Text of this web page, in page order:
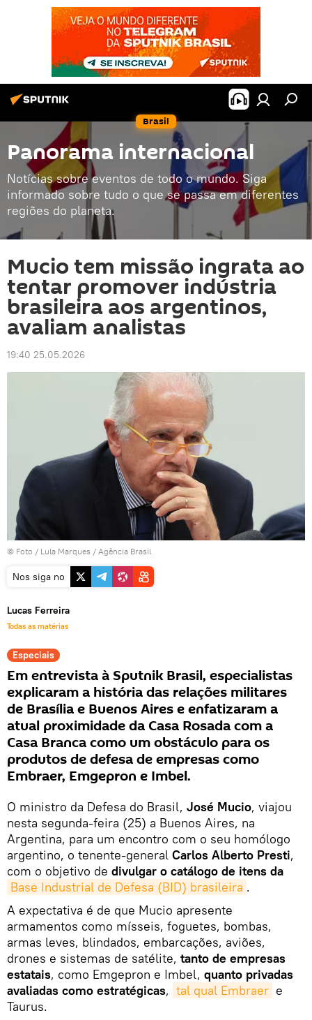
Brasil
Panorama internacional
Notícias sobre eventos de todo o mundo. Siga
informado sobre tudo o que se passa em diferentes
regiões do planeta.
Mucio tem missão ingrata ao
tentar promover indústria
brasileira aos argentinos,
avaliam analistas
19:40 25.05.2026
© Foto / Lula Marques / Agência Brasil
Nos siga no
Lucas Ferreira
Todas as matérias
Especiais
Em entrevista à Sputnik Brasil, especialistas
explicaram a história das relações militares
de Brasília e Buenos Aires e enfatizaram a
atual proximidade da Casa Rosada com a
Casa Branca como um obstáculo para os
produtos de defesa de empresas como
Embraer, Emgepron e Imbel.
O ministro da Defesa do Brasil, José Mucio, viajou
nesta segunda-feira (25) a Buenos Aires, na
Argentina, para um encontro com o seu homólogo
argentino, o tenente-general Carlos Alberto Presti,
com o objetivo de divulgar o catálogo de itens da
Base Industrial de Defesa (BID) brasileira .
A expectativa é de que Mucio apresente
armamentos como mísseis, foguetes, bombas,
armas leves, blindados, embarcações, aviões,
drones e sistemas de satélite, tanto de empresas
estatais, como Emgepron e Imbel, quanto privadas
avaliadas como estratégicas, tal qual Embraer e
Taurus.